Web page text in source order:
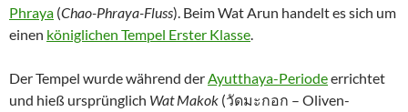
Phraya (Chao-Phraya-Fluss). Beim Wat Arun handelt es sich um
einen königlichen Tempel Erster Klasse.
Der Tempel wurde während derAyutthaya-Periodeerrichtet
und hieß ursprünglich Wat Makok (วัดมะกอก – Oliven-